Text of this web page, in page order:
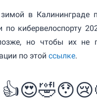
в Калининграде
по кибервелоспорту
но чтобы их не
по этой ссылке.
👍😍🤣😯😢